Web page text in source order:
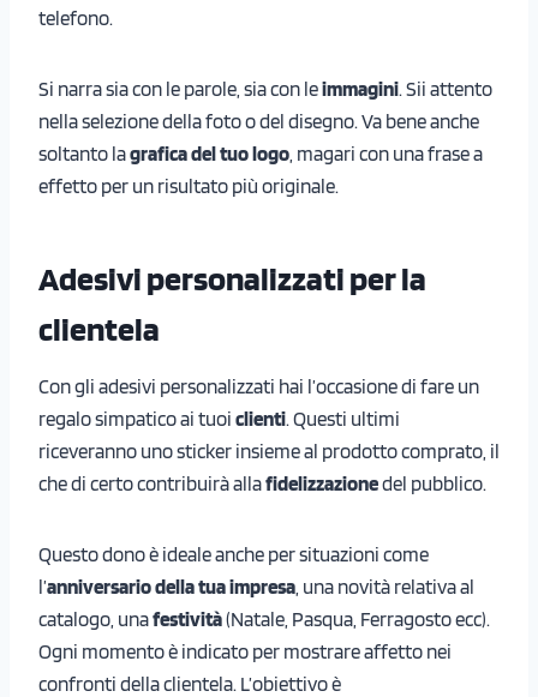
telefono.
Si narra sia con le parole, sia con leimmagini. Sii attento
nella selezione della foto o del disegno. Va bene anche
soltanto lagrafica del tuo logo , magari con una frase a
effetto per un risultato più originale.
Adesivi personalizzati per la
clientela
Con gli adesivi personalizzati hai l’occasione di fare un
regalo simpatico ai tuoi clienti. Questi ultimi
riceveranno uno sticker insieme al prodotto comprato, il
che di certo contribuirà allafidelizzazionedel pubblico.
Questo dono è ideale anche per situazioni come
l’anniversario della tua impresa , una novità relativa al
catalogo, unafestività(Natale, Pasqua, Ferragosto ecc).
Ogni momento è indicato per mostrare affetto nei
confronti della clientela. L’obiettivo è